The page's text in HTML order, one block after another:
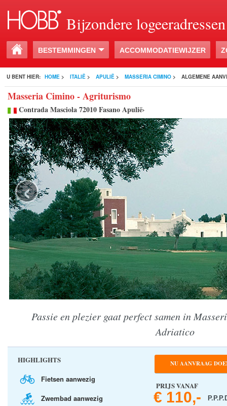
Bijzondere logeeradressen
BESTEMMINGEN ACCOMMODATIEWIJZER
U BENT HIER: HOME > ITALIË > APULIË > MASSERIA CIMINO > ALGEMENE
Masseria Cimino - Agriturismo
Contrada Masciola 72010 Fasano Apulië›
‹
Passie en plezier gaat perfect samen in
Adriatico
HIGHLIGHTS
Fietsen aanwezig
Zwembad aanwezig
NU AANVRAAG
PRIJS VANAF
€ 110,-